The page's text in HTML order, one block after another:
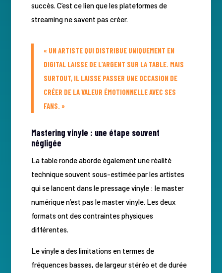
succès. C’est ce lien que les plateformes de
streaming ne savent pas créer.
« UN ARTISTE QUI DISTRIBUE UNIQUEMENT EN
DIGITAL LAISSE DE L’ARGENT SUR LA TABLE. MAIS
SURTOUT, IL LAISSE PASSER UNE OCCASION DE
CRÉER DE LA VALEUR ÉMOTIONNELLE AVEC SES
FANS. »
Mastering vinyle : une étape souvent
négligée
La table ronde aborde également une réalité
technique souvent sous-estimée par les artistes
qui se lancent dans le pressage vinyle : le master
numérique n’est pas le master vinyle. Les deux
formats ont des contraintes physiques
différentes.
Le vinyle a des limitations en termes de
fréquences basses, de largeur stéréo et de durée